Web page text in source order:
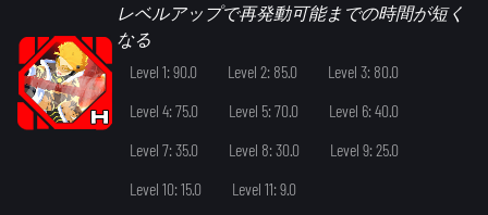
レベルアップで再発動可能までの時間が短く
なる
Level 1: 90.0
Level 2: 85.0
Level 3: 80.0
Level 4: 75.0
Level 5: 70.0
Level 6: 40.0
Level 7: 35.0
Level 8: 30.0
Level 9: 25.0
Level 10: 15.0
Level 11: 9.0